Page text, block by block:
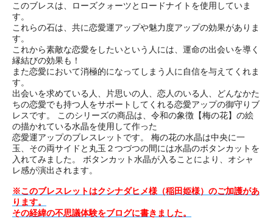
このブレスは、ローズクォーツとロードナイトを使用していま
す。
これらの石は、共に恋愛運アップや魅力度アップの効果がありま
す。
これから素敵な恋愛をしたいという人には、運命の出会いを導く
縁結びの効果も！
また恋愛において消極的になってしまう人に自信を与えてくれま
す。
出会いを求めている人、片思いの人、恋人のいる人、どんなかた
ちの恋愛でも持つ人をサポートしてくれる恋愛アップの御守りブ
レスです。 このシリーズの商品は、令和の象徴【梅の花】の絵
の描かれている水晶を使用して作った
恋愛運アップのブレスレットです。 梅の花の水晶は中央に一
玉、その両サイドと丸玉２つづつの間には水晶のボタンカットを
入れてみました。 ボタンカット水晶が入ることにより、オシャ
レ感が演出されます。
※このブレスレットはクシナダヒメ様（稲田姫様）のご加護があ
ります。
その経緯の不思議体験をブログに書きました。